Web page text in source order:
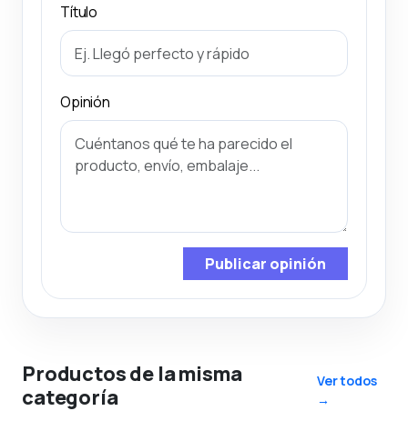
Título
Opinión
Publicar opinión
Productos de la misma
categoría
Ver todos
→